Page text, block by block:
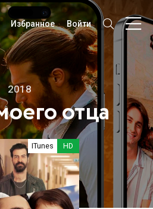
Избранное Войти
отца
ITunes HD
2018